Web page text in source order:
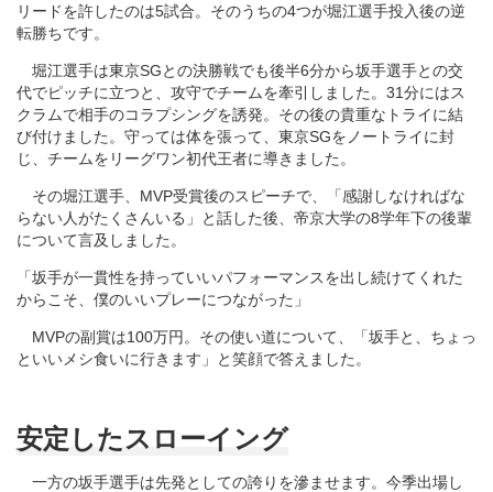
リードを許したのは5試合。そのうちの4つが堀江選手投入後の逆
転勝ちです。
堀江選手は東京SGとの決勝戦でも後半6分から坂手選手との交
代でピッチに立つと、攻守でチームを牽引しました。31分にはス
クラムで相手のコラプシングを誘発。その後の貴重なトライに結
び付けました。守っては体を張って、東京SGをノートライに封
じ、チームをリーグワン初代王者に導きました。
その堀江選手、MVP受賞後のスピーチで、「感謝しなければな
らない人がたくさんいる」と話した後、帝京大学の8学年下の後輩
について言及しました。
「坂手が一貫性を持っていいパフォーマンスを出し続けてくれた
からこそ、僕のいいプレーにつながった」
MVPの副賞は100万円。その使い道について、「坂手と、ちょっ
といいメシ食いに行きます」と笑顔で答えました。
安定したスローイング
一方の坂手選手は先発としての誇りを滲ませます。今季出場し